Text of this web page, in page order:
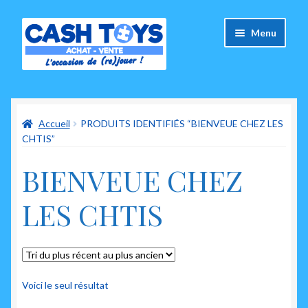
Aller
à
Aller
au
contenu
Menu
Carte Cadeau
Accueil
PRODUITS IDENTIFIÉS “BIENVEUE CHEZ LES
CHTIS”
BIENVEUE CHEZ
LES CHTIS
Voici le seul résultat